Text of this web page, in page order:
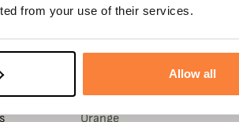
from your use of their services.
Allow all
technique
Orange